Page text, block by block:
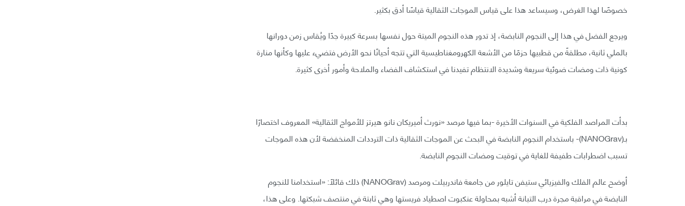
خصوصًا لهذا الغرض، وسيساعد هذا على قياس الموجات الثقالية قياسًا أدق بكثير.
ويرجع الفضل في هذا إلى النجوم النابضة، إذ تدور هذه النجوم الميتة حول نفسها بسرعة كبيرة جدًا ويُقاس زمن دورانها
بالملي ثانية، مطلقةً من قطبيها حزمًا من الأشعة الكهرومغناطيسية التي تتجه أحيانًا نحو الأرض فتضيء عليها وكأنها منارة
كونية ذات ومضات ضوئية سريعة وشديدة الانتظام تفيدنا في استكشاف الفضاء والملاحة وأمور أخرى كثيرة.
بدأت المراصد الفلكية في السنوات الأخيرة -بما فيها مرصد «نورث أميريكان نانو هيرتز للأمواج الثقالية» المعروف اختصارًا
بـ(NANOGrav)- باستخدام النجوم النابضة في البحث عن الموجات الثقالية ذات الترددات المنخفضة لأن هذه الموجات
تسبب اضطرابات طفيفة للغاية في توقيت ومضات النجوم النابضة.
أوضح عالم الفلك والفيزيائي ستيفن تايلور من جامعة فاندربيلت ومرصد (NANOGrav) ذلك قائلًا: «استخدامنا للنجوم
النابضة في مراقبة مجرة درب التبانة أشبه بمحاولة عنكبوت اصطياد فريستها وهي ثابتة في منتصف شبكتها. وعلى هذا،